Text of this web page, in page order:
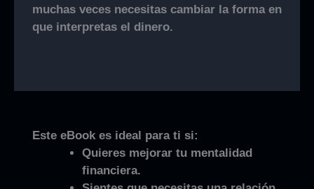
muchas veces necesitas cambiar la forma en
que interpretas el dinero.
Este eBook es ideal para ti si:
Quieres mejorar tu mentalidad
financiera.